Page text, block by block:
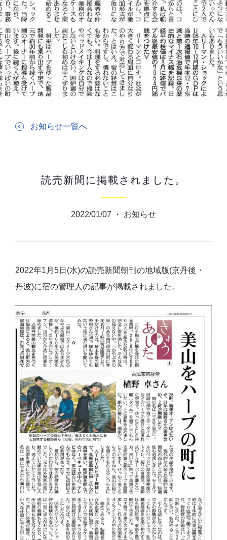
お知らせ一覧へ
読売新聞に掲載されました。
2022/01/07 ・ お知らせ
2022年1月5日(水)の読売新聞朝刊の地域版(京丹後・
丹波)に宿の管理人の記事が掲載されました。